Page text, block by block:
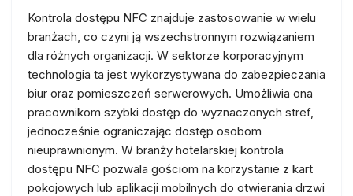
Kontrola dostępu NFC znajduje zastosowanie w wielu
branżach, co czyni ją wszechstronnym rozwiązaniem
dla różnych organizacji. W sektorze korporacyjnym
technologia ta jest wykorzystywana do zabezpieczania
biur oraz pomieszczeń serwerowych. Umożliwia ona
pracownikom szybki dostęp do wyznaczonych stref,
jednocześnie ograniczając dostęp osobom
nieuprawnionym. W branży hotelarskiej kontrola
dostępu NFC pozwala gościom na korzystanie z kart
pokojowych lub aplikacji mobilnych do otwierania drzwi